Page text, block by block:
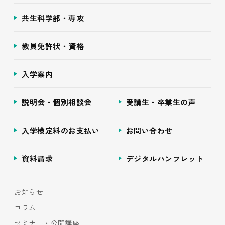
共生科学部・専攻
教員免許状・資格
入学案内
説明会・個別相談会 受講生・卒業生の声
入学検定料のお支払い お問い合わせ
資料請求 デジタルパンフレット
お知らせ
コラム
セミナー・公開講座